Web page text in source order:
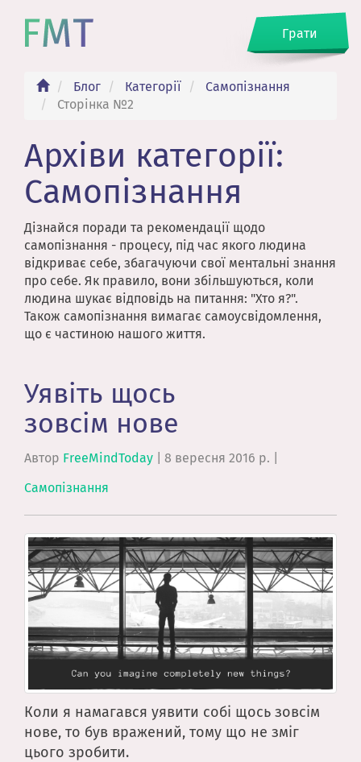
Грати
Блог Категорії
Самопізнання
Сторінка №2
Архіви категорії:
Самопізнання
Дізнайся поради та рекомендації щодо
самопізнання - процесу, під час якого людина
відкриває себе, збагачуючи свої ментальні знання
про себе. Як правило, вони збільшуються, коли
людина шукає відповідь на питання: "Хто я?".
Також самопізнання вимагає самоусвідомлення,
що є частиною нашого життя.
Уявіть щось
зовсім нове
Автор FreeMindToday 8 вересня 2016 р.
Самопізнання
Коли я намагався уявити собі щось зовсім
нове, то був вражений, тому що не зміг
цього зробити.